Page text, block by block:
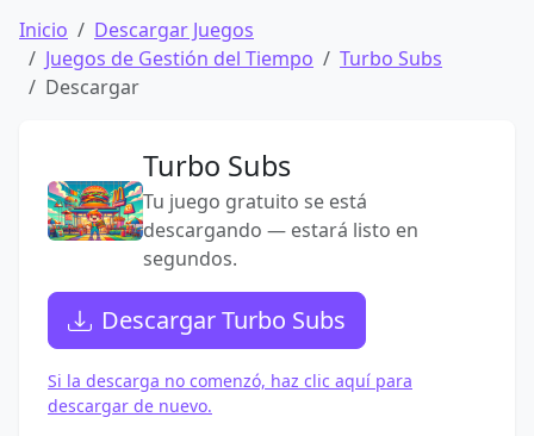
Inicio
Descargar Juegos
Juegos de Gestión del Tiempo
Turbo Subs
Descargar
Turbo Subs
Tu juego gratuito se está
descargando — estará listo en
segundos.
Descargar Turbo Subs
Si la descarga no comenzó, haz clic aquí para
descargar de nuevo.